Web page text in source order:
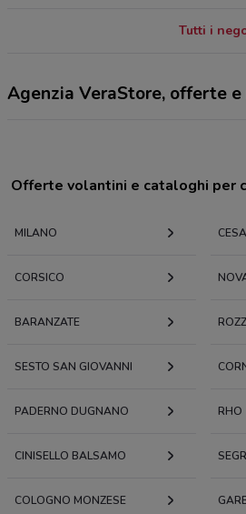
Tutti i
Agenzia VeraStore, offerte e
Offerte volantini e cataloghi per
MILANO
CORSICO
BARANZATE
SESTO SAN GIOVANNI
PADERNO DUGNANO RHO
CINISELLO BALSAMO
COLOGNO MONZESE